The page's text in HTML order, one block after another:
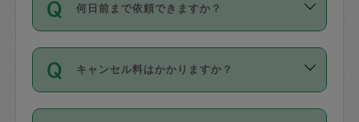
時間も被らない場合、損害保険の対象外
社員など様々なバックグラウンドの方が
登録しています。
日本語も話せる方など様々です。
確認しています。タスカジさんトレーニ
ング動画を使ったセルフトレーニングの
現場トライアルを受け、合格したタスカ
ジさんが活動されています。
を通して成立した作業時間内での作業に
適用されます。作業範囲は、掃除、洗
です。作業中に物を壊したり、人にけが
をさせたりした場合が対象で、補償金額
何日前まで依頼できますか？
ご依頼は、現在を起点に3日後（72時間
以降）の日時から受付可能となっていま
す。
キャンセル料はかかりますか？
キャンセル料には、以下の2種類がありま